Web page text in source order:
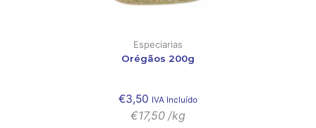
Especiarias
Orégãos 200g
€3,50 IVA Incluído
€17,50 /kg